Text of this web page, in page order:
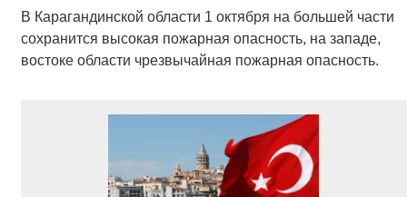
В Карагандинской области 1 октября на большей части
сохранится высокая пожарная опасность, на западе,
востоке области чрезвычайная пожарная опасность.